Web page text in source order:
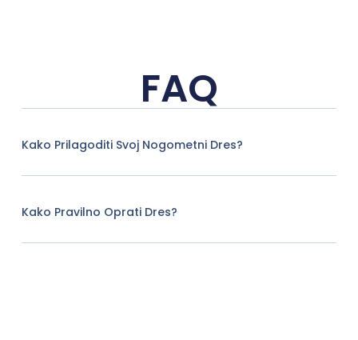
FAQ
Kako Prilagoditi Svoj Nogometni Dres?
Kako Pravilno Oprati Dres?